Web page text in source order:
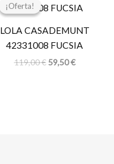
¡Oferta!
¡Oferta!
LOLA CASADEMUNT
42331008 FUCSIA
119,00€
original
119,00 €.
59,50€
actual
59,50 €.